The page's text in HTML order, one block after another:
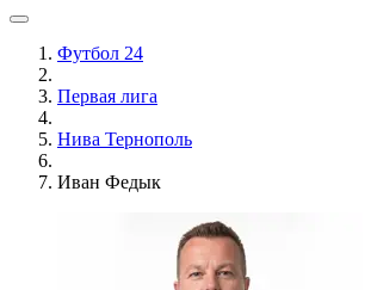
Футбол 24
Первая лига
Нива Тернополь
Иван Федык